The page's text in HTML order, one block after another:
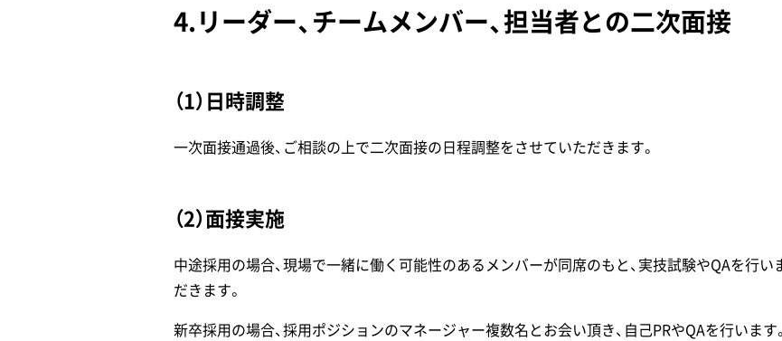
4.リーダー、チームメンバー、担当者との二次面接
（1）日時調整
一次面接通過後、ご相談の上で二次面接の日程調整をさせていただきます。
（2）面接実施
中途採用の場合、現場で一緒に働く可能性のあるメンバーが同席のもと、実技試験やQAを行
だきます。
新卒採用の場合、採用ポジションのマネージャー複数名とお会い頂き、自己PRやQAを行います。